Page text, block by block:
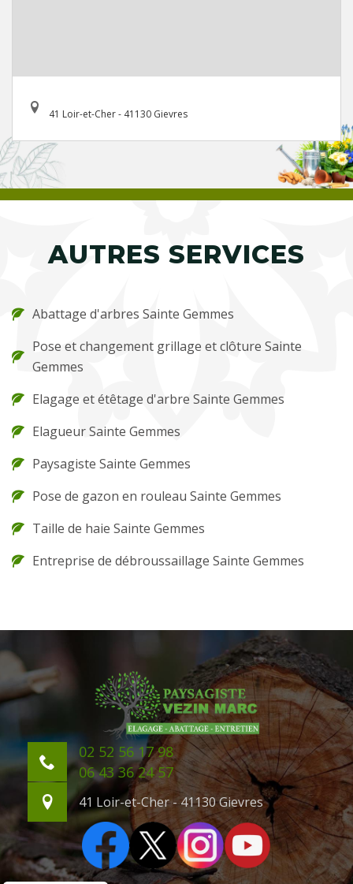
41 Loir-et-Cher - 41130 Gievres
AUTRES SERVICES
Abattage d'arbres Sainte Gemmes
Pose et changement grillage et clôture Sainte
Gemmes
Elagage et étêtage d'arbre Sainte Gemmes
Elagueur Sainte Gemmes
Paysagiste Sainte Gemmes
Pose de gazon en rouleau Sainte Gemmes
Taille de haie Sainte Gemmes
Entreprise de débroussaillage Sainte Gemmes
02 52 56 17 98
06 43 36 24 57
41 Loir-et-Cher - 41130 Gievres